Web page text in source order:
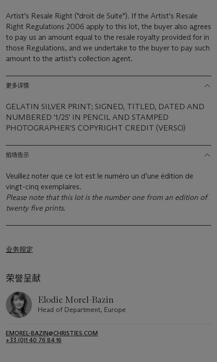
Artist's Resale Right ("droit de Suite"). If the Artist's Resale
Right Regulations 2006 apply to this lot, the buyer also agrees
to pay us an amount equal to the resale royalty provided for in
those Regulations, and we undertake to the buyer to pay such
amount to the artist's collection agent.
更多详情
GELATIN SILVER PRINT; SIGNED, TITLED, DATED AND
NUMBERED '1/25' IN PENCIL AND STAMPED
PHOTOGRAPHER'S COPYRIGHT CREDIT (VERSO)
拍场告示
Veuillez noter que ce lot est le numéro un d’une édition de
vingt-cinq exemplaires.
Please note that this lot is the number one from an edition of
twenty five prints.
业务规定
荣誉呈献
Elodie Morel-Bazin
Head of Department, Europe
EMOREL-BAZIN@CHRISTIES.COM
+33 (0)1 40 76 84 16